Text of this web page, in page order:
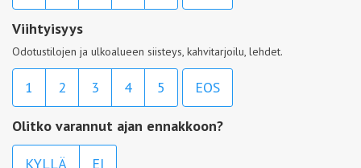
Viihtyisyys
Odotustilojen ja ulkoalueen siisteys, kahvitarjoilu, lehdet.
1 2 3 4 5 EOS
Olitko varannut ajan ennakkoon?
KYLLÄ EI